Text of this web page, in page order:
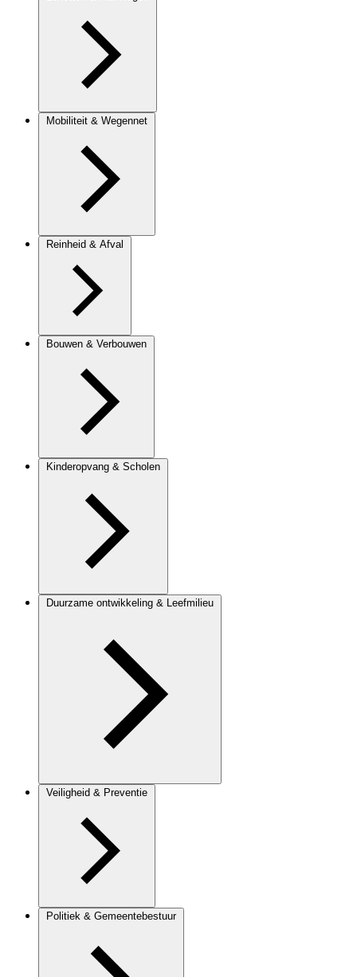
Mobiliteit & Wegennet
Reinheid & Afval
Bouwen & Verbouwen
Kinderopvang & Scholen
Duurzame ontwikkeling & Leefmilieu
Veiligheid & Preventie
Politiek & Gemeentebestuur